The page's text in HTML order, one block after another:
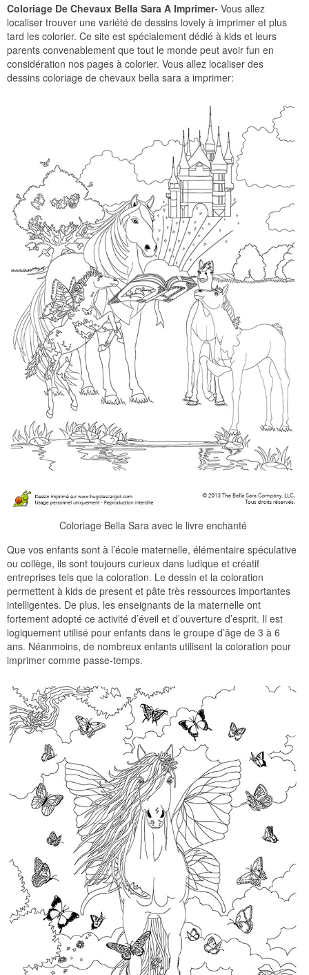
Coloriage De Chevaux Bella Sara A Imprimer- Vous allez
localiser trouver une variété de dessins lovely à imprimer et plus
tard les colorier. Ce site est spécialement dédié à kids et leurs
parents convenablement que tout le monde peut avoir fun en
considération nos pages à colorier. Vous allez localiser des
dessins coloriage de chevaux bella sara a imprimer:
Coloriage Bella Sara avec le livre enchanté
Que vos enfants sont à l’école maternelle, élémentaire spéculative
ou collège, ils sont toujours curieux dans ludique et créatif
entreprises tels que la coloration. Le dessin et la coloration
permettent à kids de present et pâte très ressources importantes
intelligentes. De plus, les enseignants de la maternelle ont
fortement adopté ce activité d’éveil et d’ouverture d’esprit. Il est
logiquement utilisé pour enfants dans le groupe d’âge de 3 à 6
ans. Néanmoins, de nombreux enfants utilisent la coloration pour
imprimer comme passe-temps.